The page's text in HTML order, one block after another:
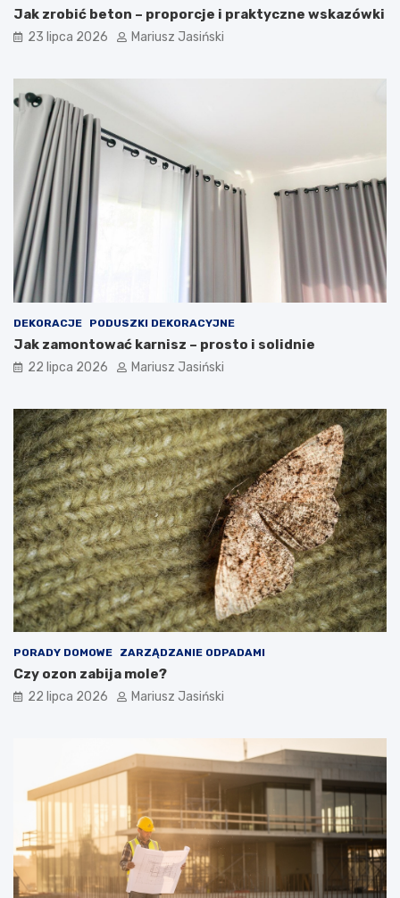
Jak zrobić beton – proporcje i praktyczne wskazówki
23 lipca 2026 Mariusz Jasiński
DEKORACJE PODUSZKI DEKORACYJNE
Jak zamontować karnisz – prosto i solidnie
22 lipca 2026 Mariusz Jasiński
PORADY DOMOWE ZARZĄDZANIE ODPADAMI
Czy ozon zabija mole?
22 lipca 2026 Mariusz Jasiński